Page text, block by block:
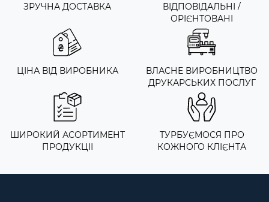
ЗРУЧНА ДОСТАВКА
ВІДПОВІДАЛЬНІ /
ОРІЄНТОВАНІ
ЦІНА ВІД ВИРОБНИКА
ВЛАСНЕ ВИРОБНИЦТВО
ДРУКАРСЬКИХ ПОСЛУГ
ШИРОКИЙ АСОРТИМЕНТ
ПРОДУКЦІІ
ТУРБУЄМОСЯ ПРО
КОЖНОГО КЛІЄНТА